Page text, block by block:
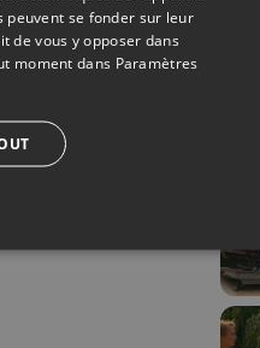
8
peuvent se fonder sur leur
de vous y opposer dans
moment dans Paramètres